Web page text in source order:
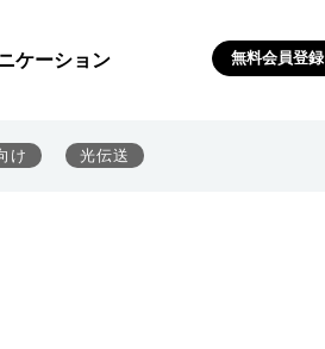
ケーション 無料会員登録
け 光伝送